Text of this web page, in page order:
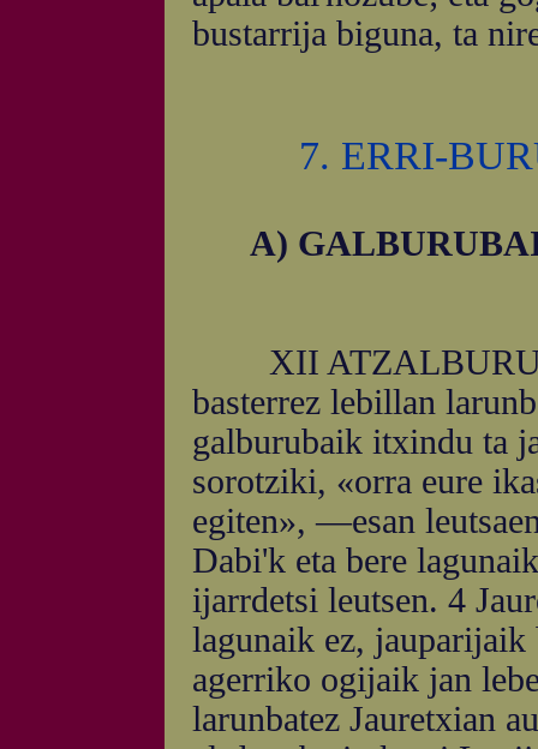
bustarrija biguna, ta
7. ERRI-
A)
XII
basterrez lebillan
galburubaik itxindu ta
sorotziki, «orra eure
egiten», —esan
Dabi'k eta bere
ijarrdetsi leutsen. 4
lagunaik ez, jauparijaik
agerriko ogijaik jan
larunbatez Jauretxian